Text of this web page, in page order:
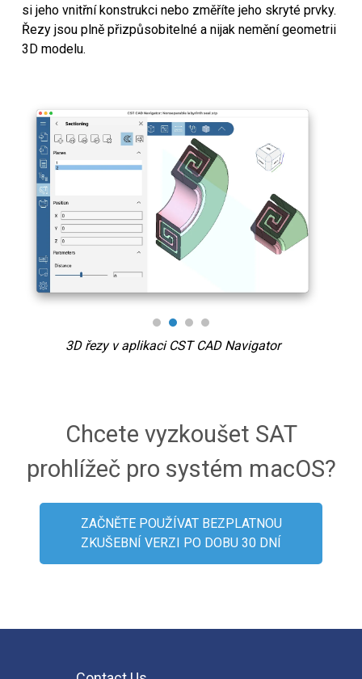
si jeho vnitřní konstrukci nebo změříte jeho skryté prvky.
Řezy jsou plně přizpůsobitelné a nijak nemění geometrii
3D modelu.
3D řezy v aplikaci CST CAD Navigator
Chcete vyzkoušet SAT
prohlížeč pro systém macOS?
ZAČNĚTE POUŽÍVAT BEZPLATNOU
ZKUŠEBNÍ VERZI PO DOBU 30 DNÍ